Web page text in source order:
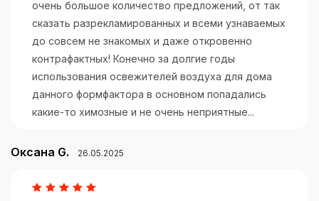
очень большое количество предложений, от так
сказать разрекламированных и всеми узнаваемых
до совсем не знакомых и даже откровенно
контрафактных! Конечно за долгие годы
использования освежителей воздуха для дома
данного формфактора в основном попадались
какие-то химозные и не очень неприятные...
Оксана G. 26.05.2025